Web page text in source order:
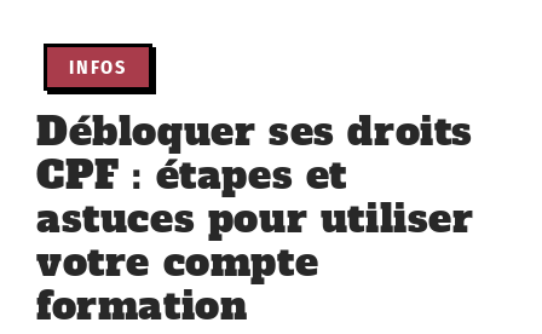
INFOS
Débloquer ses droits
CPF : étapes et
astuces pour utiliser
votre compte
formation